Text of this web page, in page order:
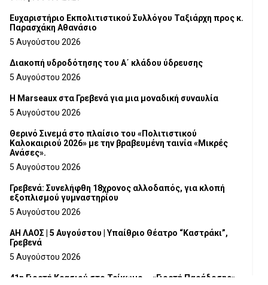
Ευχαριστήριο Εκπολιτιστικού Συλλόγου Ταξιάρχη προς κ.
Παρασχάκη Αθανάσιο
5 Αυγούστου 2026
Διακοπή υδροδότησης του Α΄ κλάδου ύδρευσης
5 Αυγούστου 2026
Η Marseaux στα Γρεβενά για μια μοναδική συναυλία
5 Αυγούστου 2026
Θερινό Σινεμά στο πλαίσιο του «Πολιτιστικού
Καλοκαιριού 2026» με την βραβευμένη ταινία «Μικρές
Ανάσες».
5 Αυγούστου 2026
Γρεβενά: Συνελήφθη 18χρονος αλλοδαπός, για κλοπή
εξοπλισμού γυμναστηρίου
5 Αυγούστου 2026
ΑΗ ΛΑΟΣ | 5 Αυγούστου | Υπαίθριο Θέατρο “Καστράκι”,
Γρεβενά
5 Αυγούστου 2026
41η Γιορτή Κρασιού στο Τρίκωμο – «Γιορτή Παράδοσης»